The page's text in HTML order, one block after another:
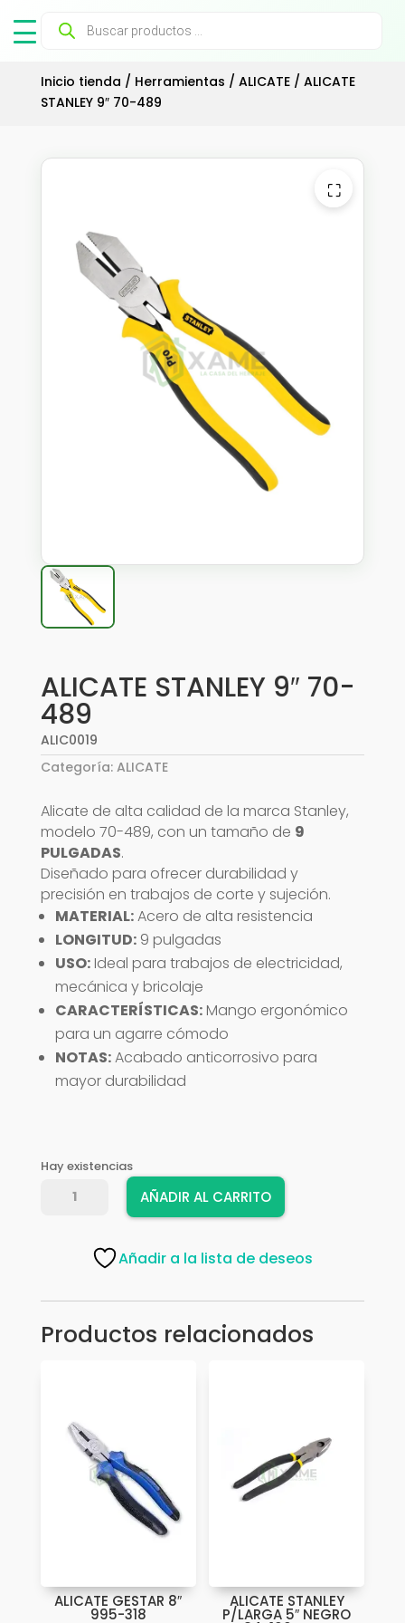
Búsqueda
productos
Inicio tienda / Herramientas / ALICATE/ ALICATE
STANLEY 9″ 70-489
⛶
ALICATE STANLEY 9″ 70-
489
ALIC0019
Categoría: ALICATE
Alicate de alta calidad de la marca Stanley,
modelo 70-489, con un tamaño de 9
PULGADAS.
Diseñado para ofrecer durabilidad y
precisión en trabajos de corte y sujeción.
MATERIAL:Acero de alta resistencia
LONGITUD:9 pulgadas
USO:Ideal para trabajos de electricidad,
mecánica y bricolaje
CARACTERÍSTICAS:Mango ergonómico
para un agarre cómodo
NOTAS:Acabado anticorrosivo para
mayor durabilidad
Hay existencias
ALICATE
AÑADIR AL CARRITO
Añadir a la lista de deseos
Productos relacionados
ALICATE GESTAR 8″
995-318
ALICATE STANLEY
P/LARGA 5″ NEGRO